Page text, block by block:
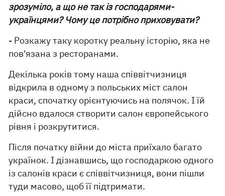
зрозуміло, а що не так із господарями-
українцями? Чому це потрібно приховувати?
- Розкажу таку коротку реальну історію, яка не
пов'язана з ресторанами.
Декілька років тому наша співвітчизниця
відкрила в одному з польських міст салон
краси, спочатку орієнтуючись на полячок. І їй
дійсно вдалося створити салон європейського
рівня і розкрутитися.
Після початку війни до міста приїхало багато
українок. І дізнавшись, що господаркою одного
із салонів краси є співвітчизниця, вони пішли
туди масово, щоб її підтримати.